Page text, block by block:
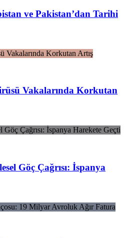
ve Pakistan’dan Tarihi
Vakalarında Korkutan
Göç Çağrısı: İspanya